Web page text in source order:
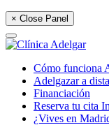
× Close Panel
Cómo funciona
Adelgazar a
Financiación
Reserva tu cita
¿Vives en